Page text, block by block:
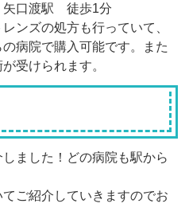
口渡駅 徒歩1分
ンズの処方も行っていて、
病院で購入可能です。また
受けられます。
ました！どの病院も駅から
ご紹介していきますのでお